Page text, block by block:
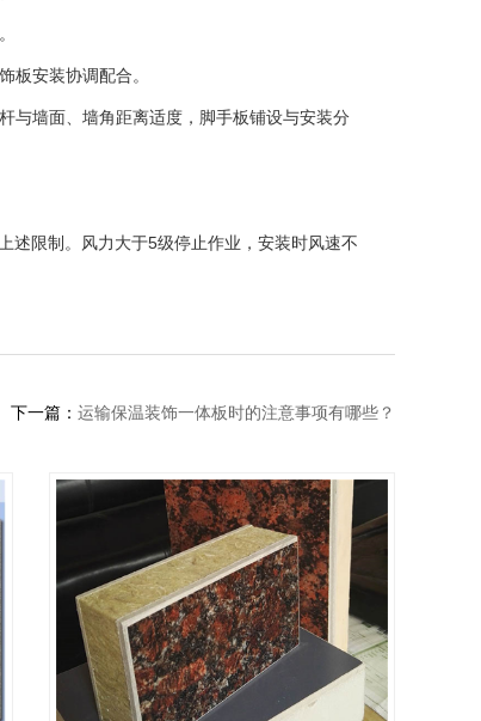
板安装协调配合。
与墙面、墙角距离适度，脚手板铺设与安装分
述限制。风力大于5级停止作业，安装时风速不
下一篇： 运输保温装饰一体板时的注意事项有哪些？